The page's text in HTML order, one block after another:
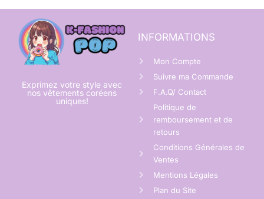
Exprimez votre style avec
nos vêtements coréens
uniques!
INFORMATIONS
Mon Compte
Suivre ma Commande
F.A.Q/ Contact
Politique de
remboursement et de
retours
Conditions Générales de
Ventes
Mentions Légales
Plan du Site